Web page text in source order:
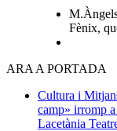
Fènix,
ARA A PORTADA
Cultura i
camp» irromp
Lacetània